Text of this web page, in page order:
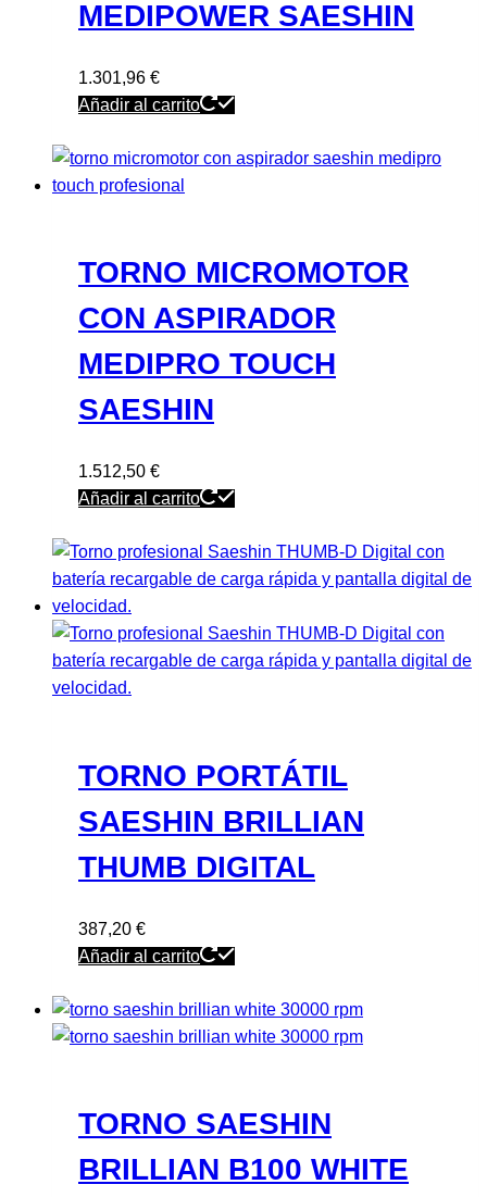
MEDIPOWER SAESHIN
1.301,96 €
Añadir al carrito
TORNO MICROMOTOR
CON ASPIRADOR
MEDIPRO TOUCH
SAESHIN
1.512,50 €
Añadir al carrito
TORNO PORTÁTIL
SAESHIN BRILLIAN
THUMB DIGITAL
387,20 €
Añadir al carrito
TORNO SAESHIN
BRILLIAN B100 WHITE